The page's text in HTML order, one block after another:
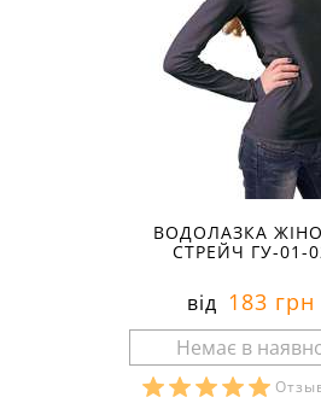
ВОДОЛАЗКА
СТРЕЙЧ ГУ-01-
від 183 грн